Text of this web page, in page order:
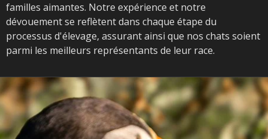
familles aimantes. Notre expérience et notre
dévouement se reflètent dans chaque étape du
processus d'élevage, assurant ainsi que nos chats soient
parmi les meilleurs représentants de leur race.